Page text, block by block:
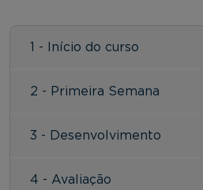
1 - Início do curso
2 - Primeira Semana
3 - Desenvolvimento
4 - Avaliação